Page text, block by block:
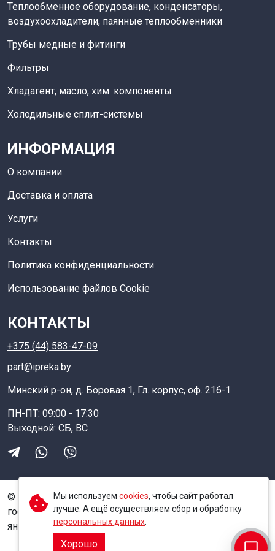
Теплообменное оборудование, конденсаторы,
воздухоохладители, паянные теплообменники
Трубы медные и фитинги
Фильтры
Хладагент, масло, хим. компоненты
Холодильные сплит-системы
ИНФОРМАЦИЯ
О компании
Доставка и оплата
Услуги
Контакты
Политика конфиденциальности
Использование файлов Cookie
КОНТАКТЫ
+375 (44) 583-47-09
part@ipreka.by
Минский р-он, д. Боровая 1, Гл. корпус, оф. 216-1
ПН-ПТ: 09:00 - 17:30
Выходной: СБ, ВС
© ООО "Ипрека" 2025, Свидетельство о
государственной регистрации № 691754395 от 13
января 2014 г выдано Минским райисполкомом
Мы используем cookies, чтобы сайт работал
лучше. А ещё осуществляем сбор и обработку
персональных данных
Хорошо